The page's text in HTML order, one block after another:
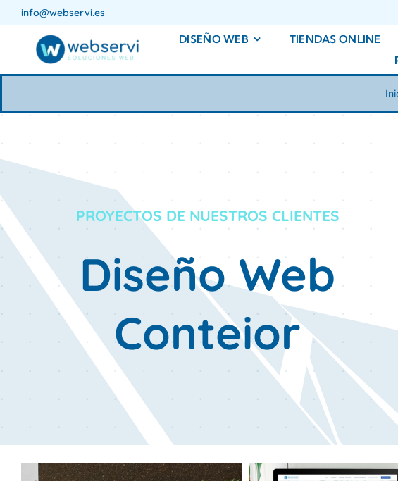
Saltar
contenido
info@webservi.es
DISEÑO WEB TIENDAS ONLINE
PROYECTOS DE
Diseño Web
Conteior